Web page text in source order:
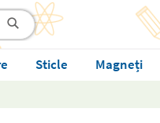
Sticle Magneți